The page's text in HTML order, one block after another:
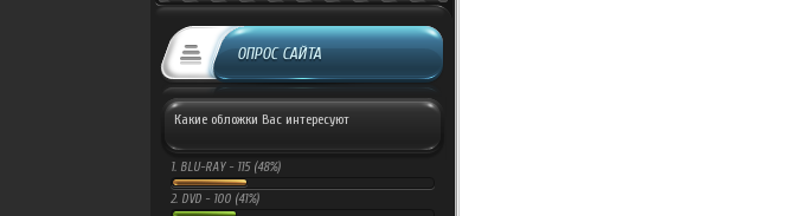
ОПРОС САЙТА
Какие обложки Вас интересуют
1. BLU-RAY - 115 (48%)
2. DVD - 100 (41%)